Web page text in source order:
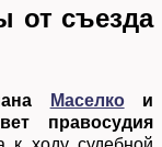
от съезда
Маселкои
правосудия